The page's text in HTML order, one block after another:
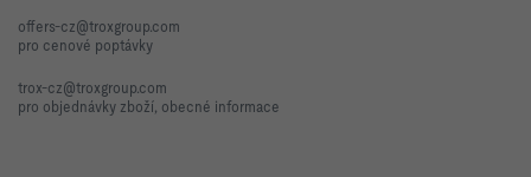
offers-cz@troxgroup.com
pro cenové poptávky
trox-cz@troxgroup.com
pro objednávky zboží, obecné informace